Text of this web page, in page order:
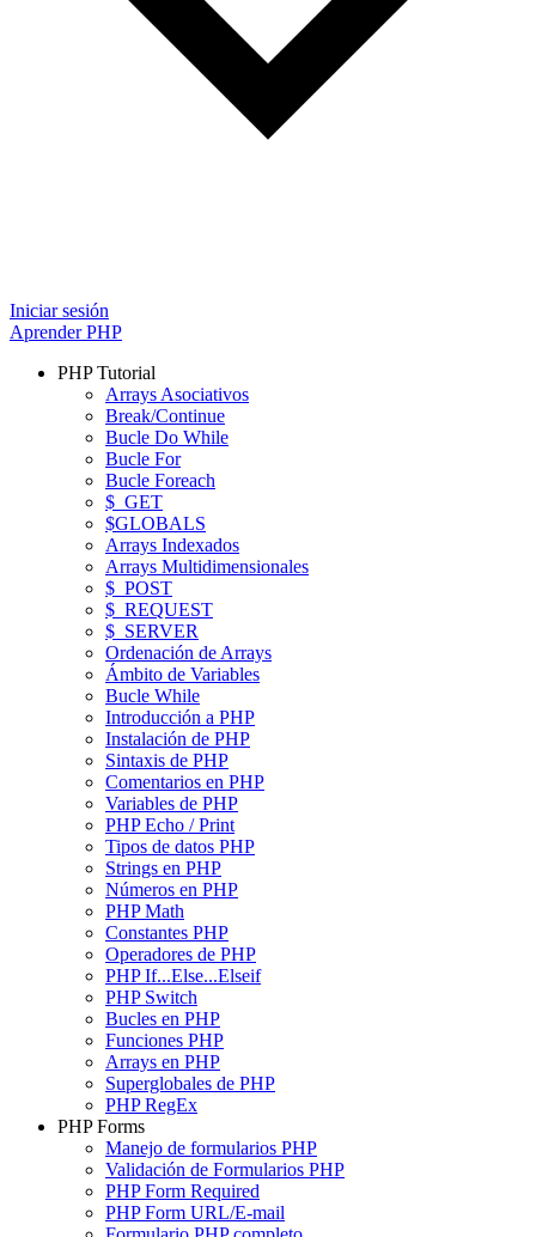
Iniciar sesión
Aprender PHP
PHP Tutorial
Arrays Asociativos
Break/Continue
Bucle Do While
Bucle For
Bucle Foreach
$_GET
$GLOBALS
Arrays Indexados
Arrays Multidimensionales
$_POST
$_REQUEST
$_SERVER
Ordenación de Arrays
Ámbito de Variables
Bucle While
Introducción a PHP
Instalación de PHP
Sintaxis de PHP
Comentarios en PHP
Variables de PHP
PHP Echo / Print
Tipos de datos PHP
Strings en PHP
Números en PHP
PHP Math
Constantes PHP
Operadores de PHP
PHP If...Else...Elseif
PHP Switch
Bucles en PHP
Funciones PHP
Arrays en PHP
Superglobales de PHP
PHP RegEx
PHP Forms
Manejo de formularios PHP
Validación de Formularios PHP
PHP Form Required
PHP Form URL/E-mail